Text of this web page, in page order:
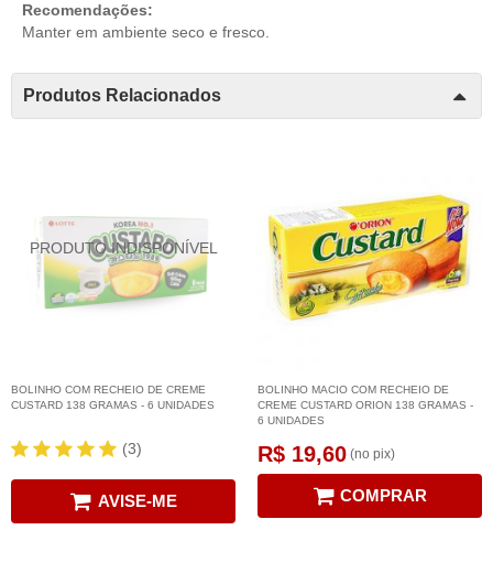
Recomendações:
Manter em ambiente seco e fresco.
Produtos Relacionados
BOLINHO COM RECHEIO DE CREME
CUSTARD 138 GRAMAS - 6 UNIDADES
(3)
AVISE-ME
BOLINHO MACIO COM RECHEIO DE
CREME CUSTARD ORION 138 GRAMAS -
6 UNIDADES
R$ 19,60 (no pix)
COMPRAR